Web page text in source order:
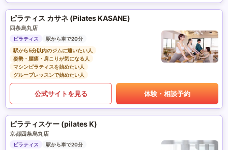
ピラティス カサネ (Pilates KASANE)
四条烏丸店
ピラティス
駅から車で20分
駅から5分以内のジムに通いたい人
姿勢・腰痛・肩こりが気になる人
マシンピラティスを始めたい人
グループレッスンで始めたい人
公式サイトを見る 体験・相談予約
ピラティスケー (pilates K)
京都四条烏丸店
ピラティス
駅から車で20分